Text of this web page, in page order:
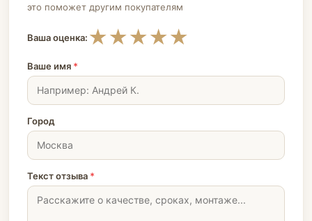
это поможет другим покупателям
Ваша оценка: ★
★
★
★
★
Ваше имя *
Город
Текст отзыва *